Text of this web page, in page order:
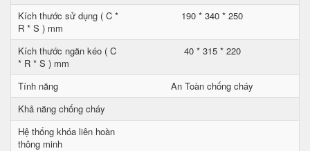
Kích thước sử dụng ( C *
R * S ) mm
190 * 340 * 250
Kích thước ngăn kéo ( C
* R * S ) mm
40 * 315 * 220
Tính năng
An Toàn chống cháy
Khả năng chống cháy
Hệ thống khóa liên hoàn
thông minh